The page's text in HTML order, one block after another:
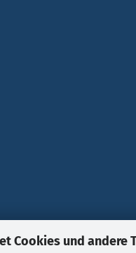
Cookies und andere